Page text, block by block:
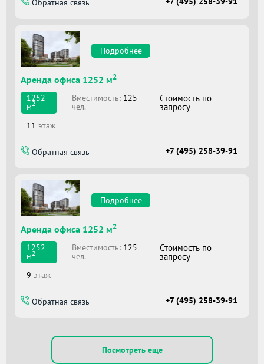
Обратная связь
Подробнее
Аренда офиса 1252 м2
1252
м2
Вместимоcть: 125
чел.
Стоимость по
запросу
11 этаж
Обратная связь +7 (495) 258-39-91
Подробнее
Аренда офиса 1252 м2
1252
м2
Вместимоcть: 125
чел.
Стоимость по
запросу
9 этаж
Обратная связь +7 (495) 258-39-91
Посмотреть еще